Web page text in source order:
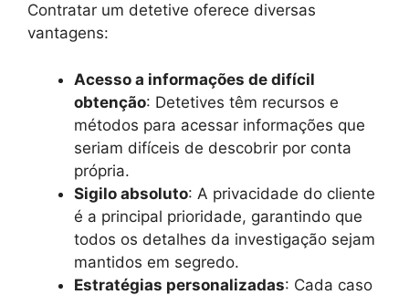
Contratar um detetive oferece diversas
vantagens:
Acesso a informações de difícil
obtenção: Detetives têm recursos e
métodos para acessar informações que
seriam difíceis de descobrir por conta
própria.
Sigilo absoluto: A privacidade do cliente
é a principal prioridade, garantindo que
todos os detalhes da investigação sejam
mantidos em segredo.
Estratégias personalizadas: Cada caso